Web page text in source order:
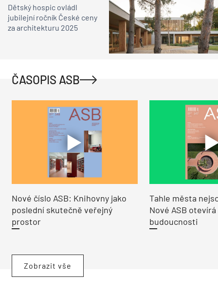
Dětský hospic ovládl
jubilejní ročník České ceny
za architekturu 2025
ČASOPIS ASB
Nové číslo ASB: Knihovny jako
poslední skutečně veřejný
prostor
Tahle města
Nové ASB
budoucnosti
Zobrazit vše